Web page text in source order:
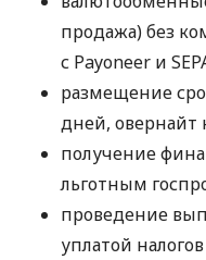
продажа) без
с Payoneer и
размещение
дней, овернайт
получение
льготным
проведение
уплатой